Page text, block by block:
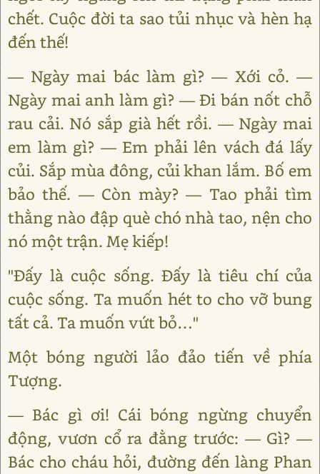
chết. Cuộc đời ta sao tủi nhục và hèn hạ
đến thế!
— Ngày mai bác làm gì? — Xới cỏ. —
Ngày mai anh làm gì? — Đi bán nốt chỗ
rau cải. Nó sắp già hết rồi. — Ngày mai
em làm gì? — Em phải lên vách đá lấy
củi. Sắp mùa đông, củi khan lắm. Bố em
bảo thế. — Còn mày? — Tao phải tìm
thằng nào đập què chó nhà tao, nện cho
nó một trận. Mẹ kiếp!
"Đấy là cuộc sống. Đấy là tiêu chí của
cuộc sống. Ta muốn hét to cho vỡ bung
tất cả. Ta muốn vứt bỏ…"
Một bóng người lảo đảo tiến về phía
Tượng.
— Bác gì ơi! Cái bóng ngừng chuyển
động, vươn cổ ra đằng trước: — Gì? —
Bác cho cháu hỏi, đường đến làng Phan